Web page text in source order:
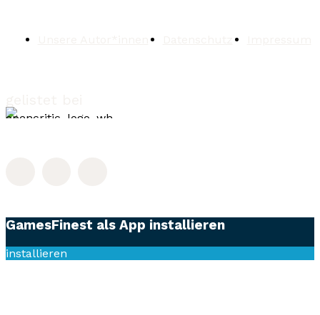
GamesFinest als App installieren
installieren